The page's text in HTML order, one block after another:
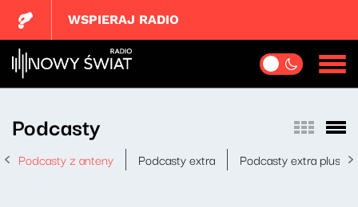
WSPIERAJ RADIO
Podcasty
Podcasty z anteny Podcasty extra Podcasty extra plus